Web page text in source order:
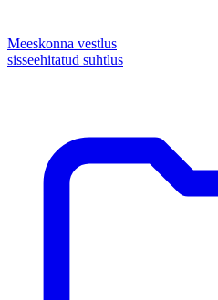
Meeskonna vestlus
sisseehitatud suhtlus